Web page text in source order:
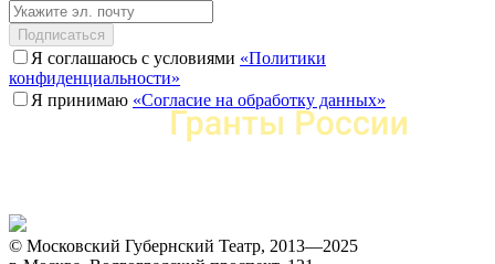
Подписаться
Я соглашаюсь с условиями «Политики
конфиденциальности»
Я принимаю «Согласие на обработку данных»
© Московский Губернский Театр, 2013—2025